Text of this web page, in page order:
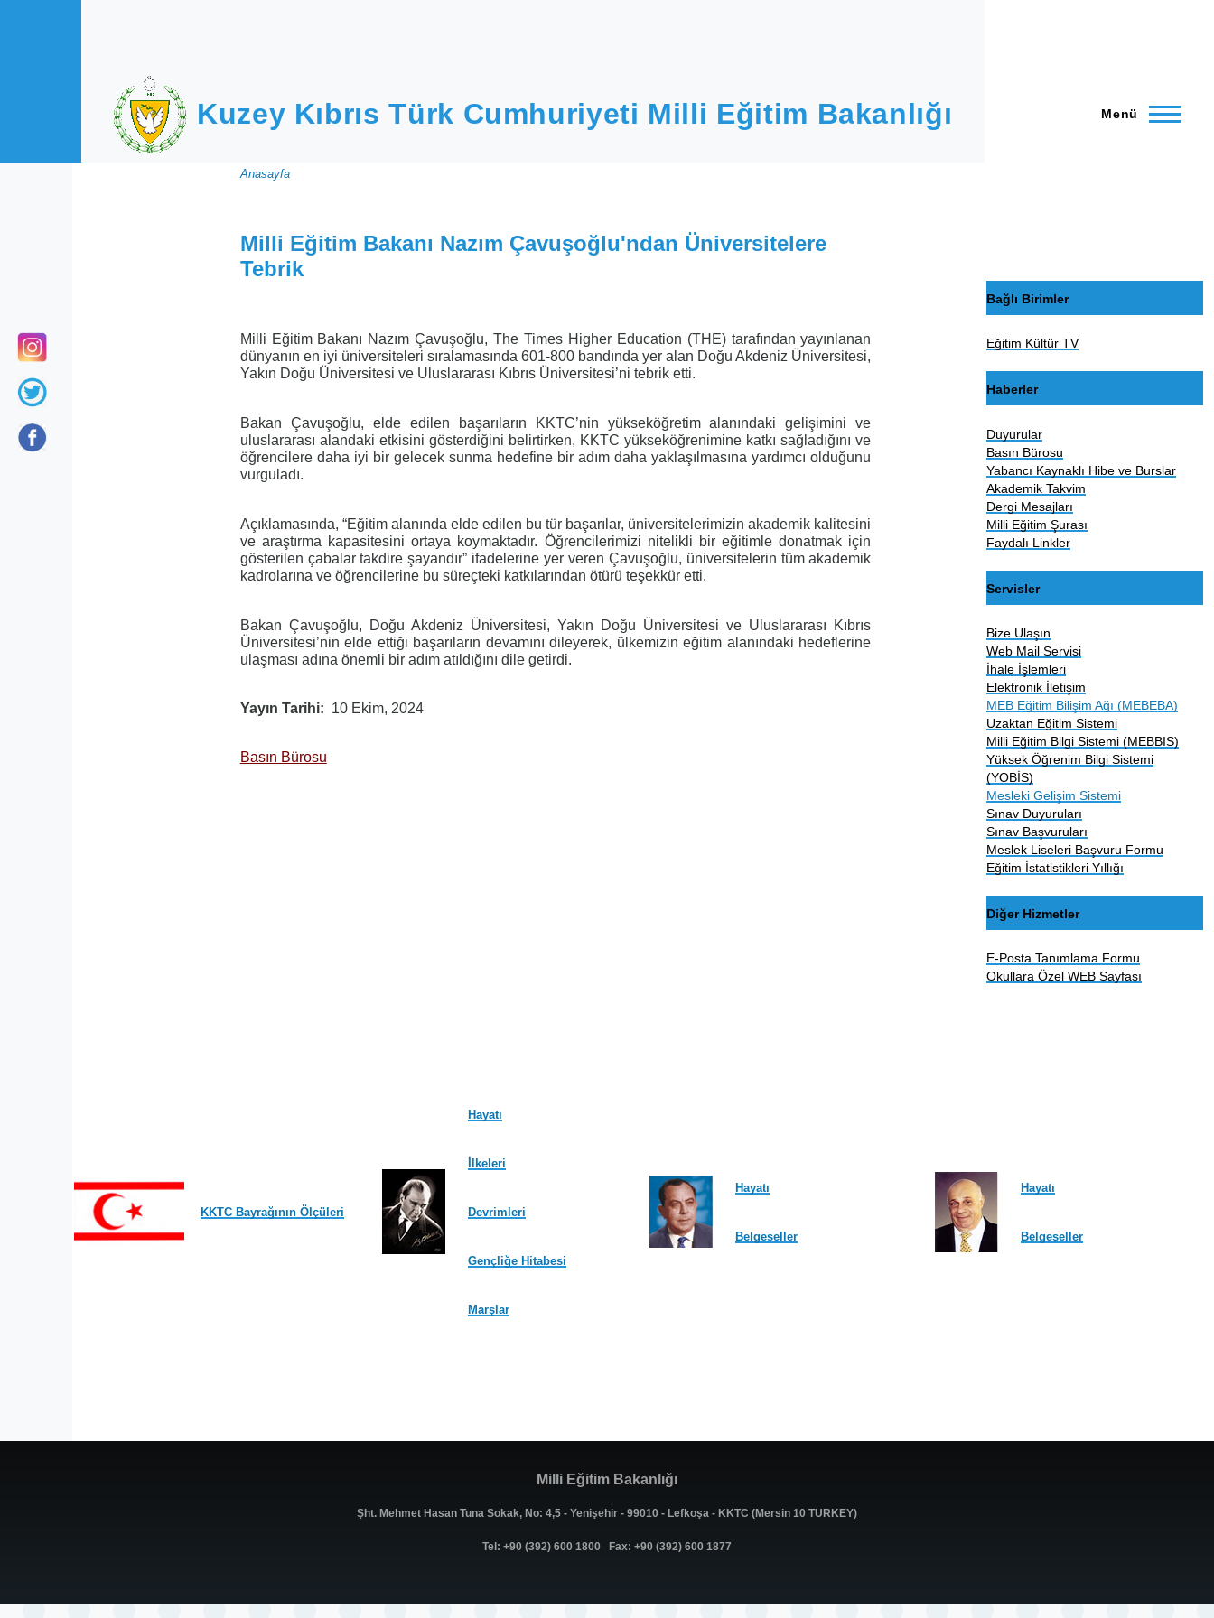
Kuzey Kıbrıs Türk Cumhuriyeti Milli Eğitim Bakanlığı Menü
Sayfa
yolu
Anasayfa
Milli Eğitim Bakanı Nazım Çavuşoğlu'ndan Üniversitelere
Tebrik
Milli Eğitim Bakanı Nazım Çavuşoğlu, The Times Higher Education (THE) tarafından yayınlanan
dünyanın en iyi üniversiteleri sıralamasında 601-800 bandında yer alan Doğu Akdeniz Üniversitesi,
Yakın Doğu Üniversitesi ve Uluslararası Kıbrıs Üniversitesi’ni tebrik etti.
Bakan Çavuşoğlu, elde edilen başarıların KKTC’nin yükseköğretim alanındaki gelişimini ve
uluslararası alandaki etkisini gösterdiğini belirtirken, KKTC yükseköğrenimine katkı sağladığını ve
öğrencilere daha iyi bir gelecek sunma hedefine bir adım daha yaklaşılmasına yardımcı olduğunu
vurguladı.
Açıklamasında, “Eğitim alanında elde edilen bu tür başarılar, üniversitelerimizin akademik kalitesini
ve araştırma kapasitesini ortaya koymaktadır. Öğrencilerimizi nitelikli bir eğitimle donatmak için
gösterilen çabalar takdire şayandır” ifadelerine yer veren Çavuşoğlu, üniversitelerin tüm akademik
kadrolarına ve öğrencilerine bu süreçteki katkılarından ötürü teşekkür etti.
Bakan Çavuşoğlu, Doğu Akdeniz Üniversitesi, Yakın Doğu Üniversitesi ve Uluslararası Kıbrıs
Üniversitesi’nin elde ettiği başarıların devamını dileyerek, ülkemizin eğitim alanındaki hedeflerine
ulaşması adına önemli bir adım atıldığını dile getirdi.
Yayın Tarihi 10 Ekim, 2024
Basın Bürosu
Bağlı Birimler
Eğitim Kültür TV
Haberler
Duyurular
Basın Bürosu
Yabancı Kaynaklı Hibe ve Burslar
Akademik Takvim
Dergi Mesajları
Milli Eğitim Şurası
Faydalı Linkler
Servisler
Bize Ulaşın
Web Mail Servisi
İhale İşlemleri
Elektronik İletişim
MEB Eğitim Bilişim Ağı (MEBEBA)
Uzaktan Eğitim Sistemi
Milli Eğitim Bilgi Sistemi (MEBBIS)
Yüksek Öğrenim Bilgi Sistemi
(YOBİS)
Mesleki Gelişim Sistemi
Sınav Duyuruları
Sınav Başvuruları
Meslek Liseleri Başvuru Formu
Eğitim İstatistikleri Yıllığı
Diğer Hizmetler
E-Posta Tanımlama Formu
Okullara Özel WEB Sayfası
KKTC Bayrağının Ölçüleri
Hayatı
İlkeleri
Devrimleri
Gençliğe Hitabesi
Marşlar
Hayatı
Belgeseller
Hayatı
Belgeseller
Milli Eğitim Bakanlığı
Şht. Mehmet Hasan Tuna Sokak, No: 4,5 - Yenişehir - 99010 - Lefkoşa - KKTC (Mersin 10 TURKEY)
Tel: +90 (392) 600 1800 Fax: +90 (392) 600 1877